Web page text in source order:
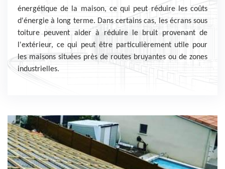
énergétique de la maison, ce qui peut réduire les coûts
d'énergie à long terme. Dans certains cas, les écrans sous
toiture peuvent aider à réduire le bruit provenant de
l'extérieur, ce qui peut être particulièrement utile pour
les maisons situées près de routes bruyantes ou de zones
industrielles.